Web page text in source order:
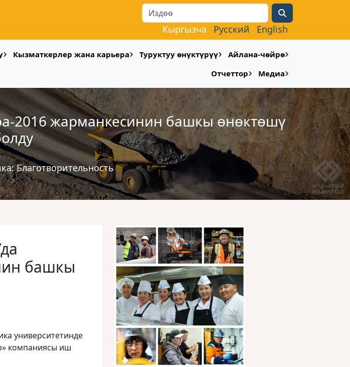
Search
Кыргызча Русский English
Кызматкерлер жана карьера Туруктуу өнүктүрүү
Айлана-чөйрө
Отчеттор
Медиа
2016 жарманкесинин башкы ɵнɵктɵшү
Благотворительность
башкы
университетинде
компаниясы иш